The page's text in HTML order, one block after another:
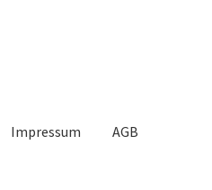
Impressum AGB